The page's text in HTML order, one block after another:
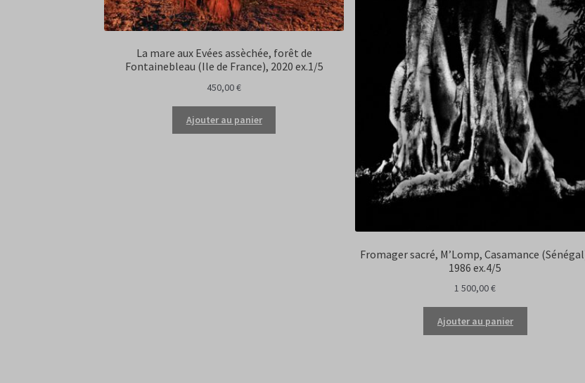
La mare aux Evées assèchée, forêt de
Fontainebleau (Ile de France), 2020 ex.1/5
450,00€
Ajouter au panier
Fromager sacré, M’Lomp, Casamance
1986 ex.4/5
1 500,00€
Ajouter au panier